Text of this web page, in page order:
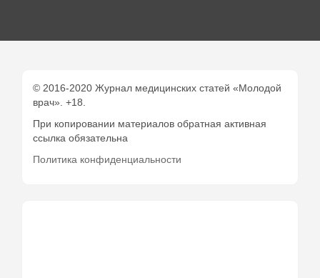
© 2016-2020 Журнал медицинских статей «Молодой
врач». +18.
При копировании материалов обратная активная
ссылка обязательна
Политика конфиденциальности